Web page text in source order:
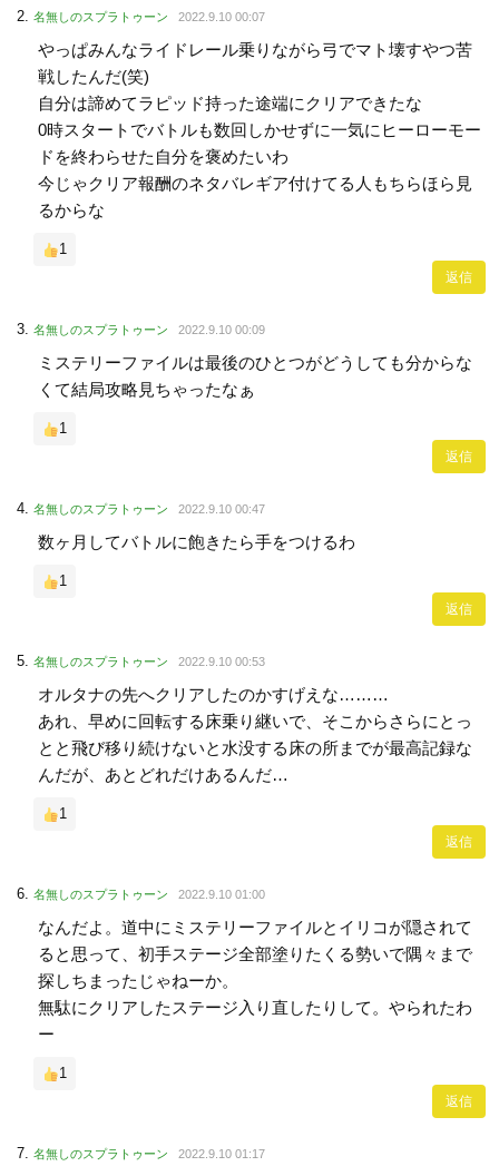
名無しのスプラトゥーン 2022.9.10 00:07
やっぱみんなライドレール乗りながら弓でマト壊すやつ苦
戦したんだ(笑)
自分は諦めてラピッド持った途端にクリアできたな
0時スタートでバトルも数回しかせずに一気にヒーローモー
ドを終わらせた自分を褒めたいわ
今じゃクリア報酬のネタバレギア付けてる人もちらほら見
るからな
1
返信
名無しのスプラトゥーン 2022.9.10 00:09
ミステリーファイルは最後のひとつがどうしても分からな
くて結局攻略見ちゃったなぁ
1
返信
名無しのスプラトゥーン 2022.9.10 00:47
数ヶ月してバトルに飽きたら手をつけるわ
1
返信
名無しのスプラトゥーン 2022.9.10 00:53
オルタナの先へクリアしたのかすげえな………
あれ、早めに回転する床乗り継いで、そこからさらにとっ
とと飛び移り続けないと水没する床の所までが最高記録な
んだが、あとどれだけあるんだ…
1
返信
名無しのスプラトゥーン 2022.9.10 01:00
なんだよ。道中にミステリーファイルとイリコが隠されて
ると思って、初手ステージ全部塗りたくる勢いで隅々まで
探しちまったじゃねーか。
無駄にクリアしたステージ入り直したりして。やられたわ
ー
1
返信
名無しのスプラトゥーン 2022.9.10 01:17